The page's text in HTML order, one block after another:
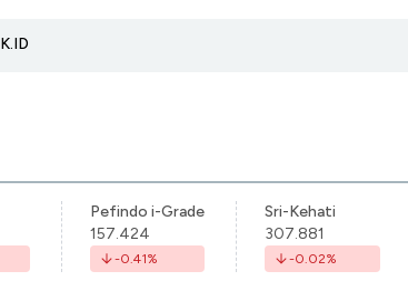
Pefindo i-Grade
157.424
-0.41%
Sri-Kehati
307.881
-0.02%